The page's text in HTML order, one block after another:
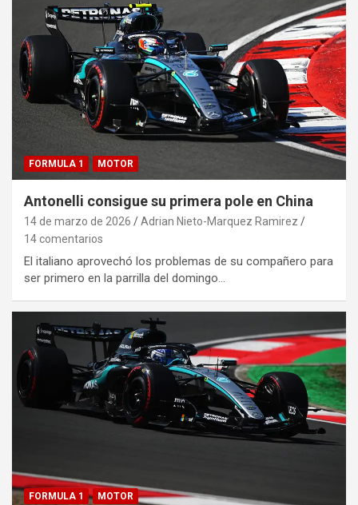
FORMULA 1 MOTOR
Antonelli consigue su primera pole en China
14 de marzo de 2026
Adrian Nieto-Marquez Ramirez
14 comentarios
El italiano aprovechó los problemas de su compañero para
ser primero en la parrilla del domingo…
FORMULA 1 MOTOR